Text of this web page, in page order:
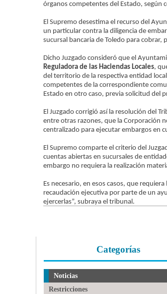
órganos competentes del Estado, según
El Supremo desestima el recurso del
un particular contra la diligencia de
sucursal bancaria de Toledo para
Dicho Juzgado consideró que el
Reguladora de las Haciendas Locales,
del territorio de la respectiva entidad
competentes de la correspondiente
Estado en otro caso, previa solicitud del
El Juzgado corrigió así la resolución del
entre otras razones, que la Corporación
centralizado para ejecutar embargos en
El Supremo comparte el criterio del
cuentas abiertas en sucursales de
embargo no requiera la realización
Es necesario, en esos casos, que
recaudación ejecutiva por parte de un
ejercerlas”, subraya el tribunal.
Categorías
Noticias
Restricciones